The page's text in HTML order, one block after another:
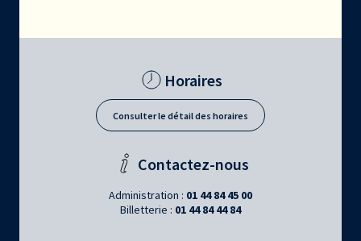
Horaires
Consulter le détail des horaires
Contactez-nous
Administration : 01 44 84 45 00
Billetterie : 01 44 84 44 84